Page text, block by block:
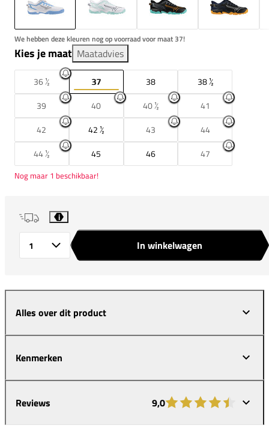
We hebben deze kleuren nog op voorraad voor maat 37!
Kies je maat Maatadvies
36 ½ 37 38
38 ½
39
40 40 ½
41
42
42 ½ 43
44
44 ½
45 46 47
Nog maar 1 beschikbaar!
i
In winkelwagen
Alles over dit product
Kenmerken
Reviews 9,0